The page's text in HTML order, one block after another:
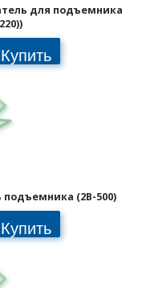
для подъемника
Купить
(2B-500)
Купить